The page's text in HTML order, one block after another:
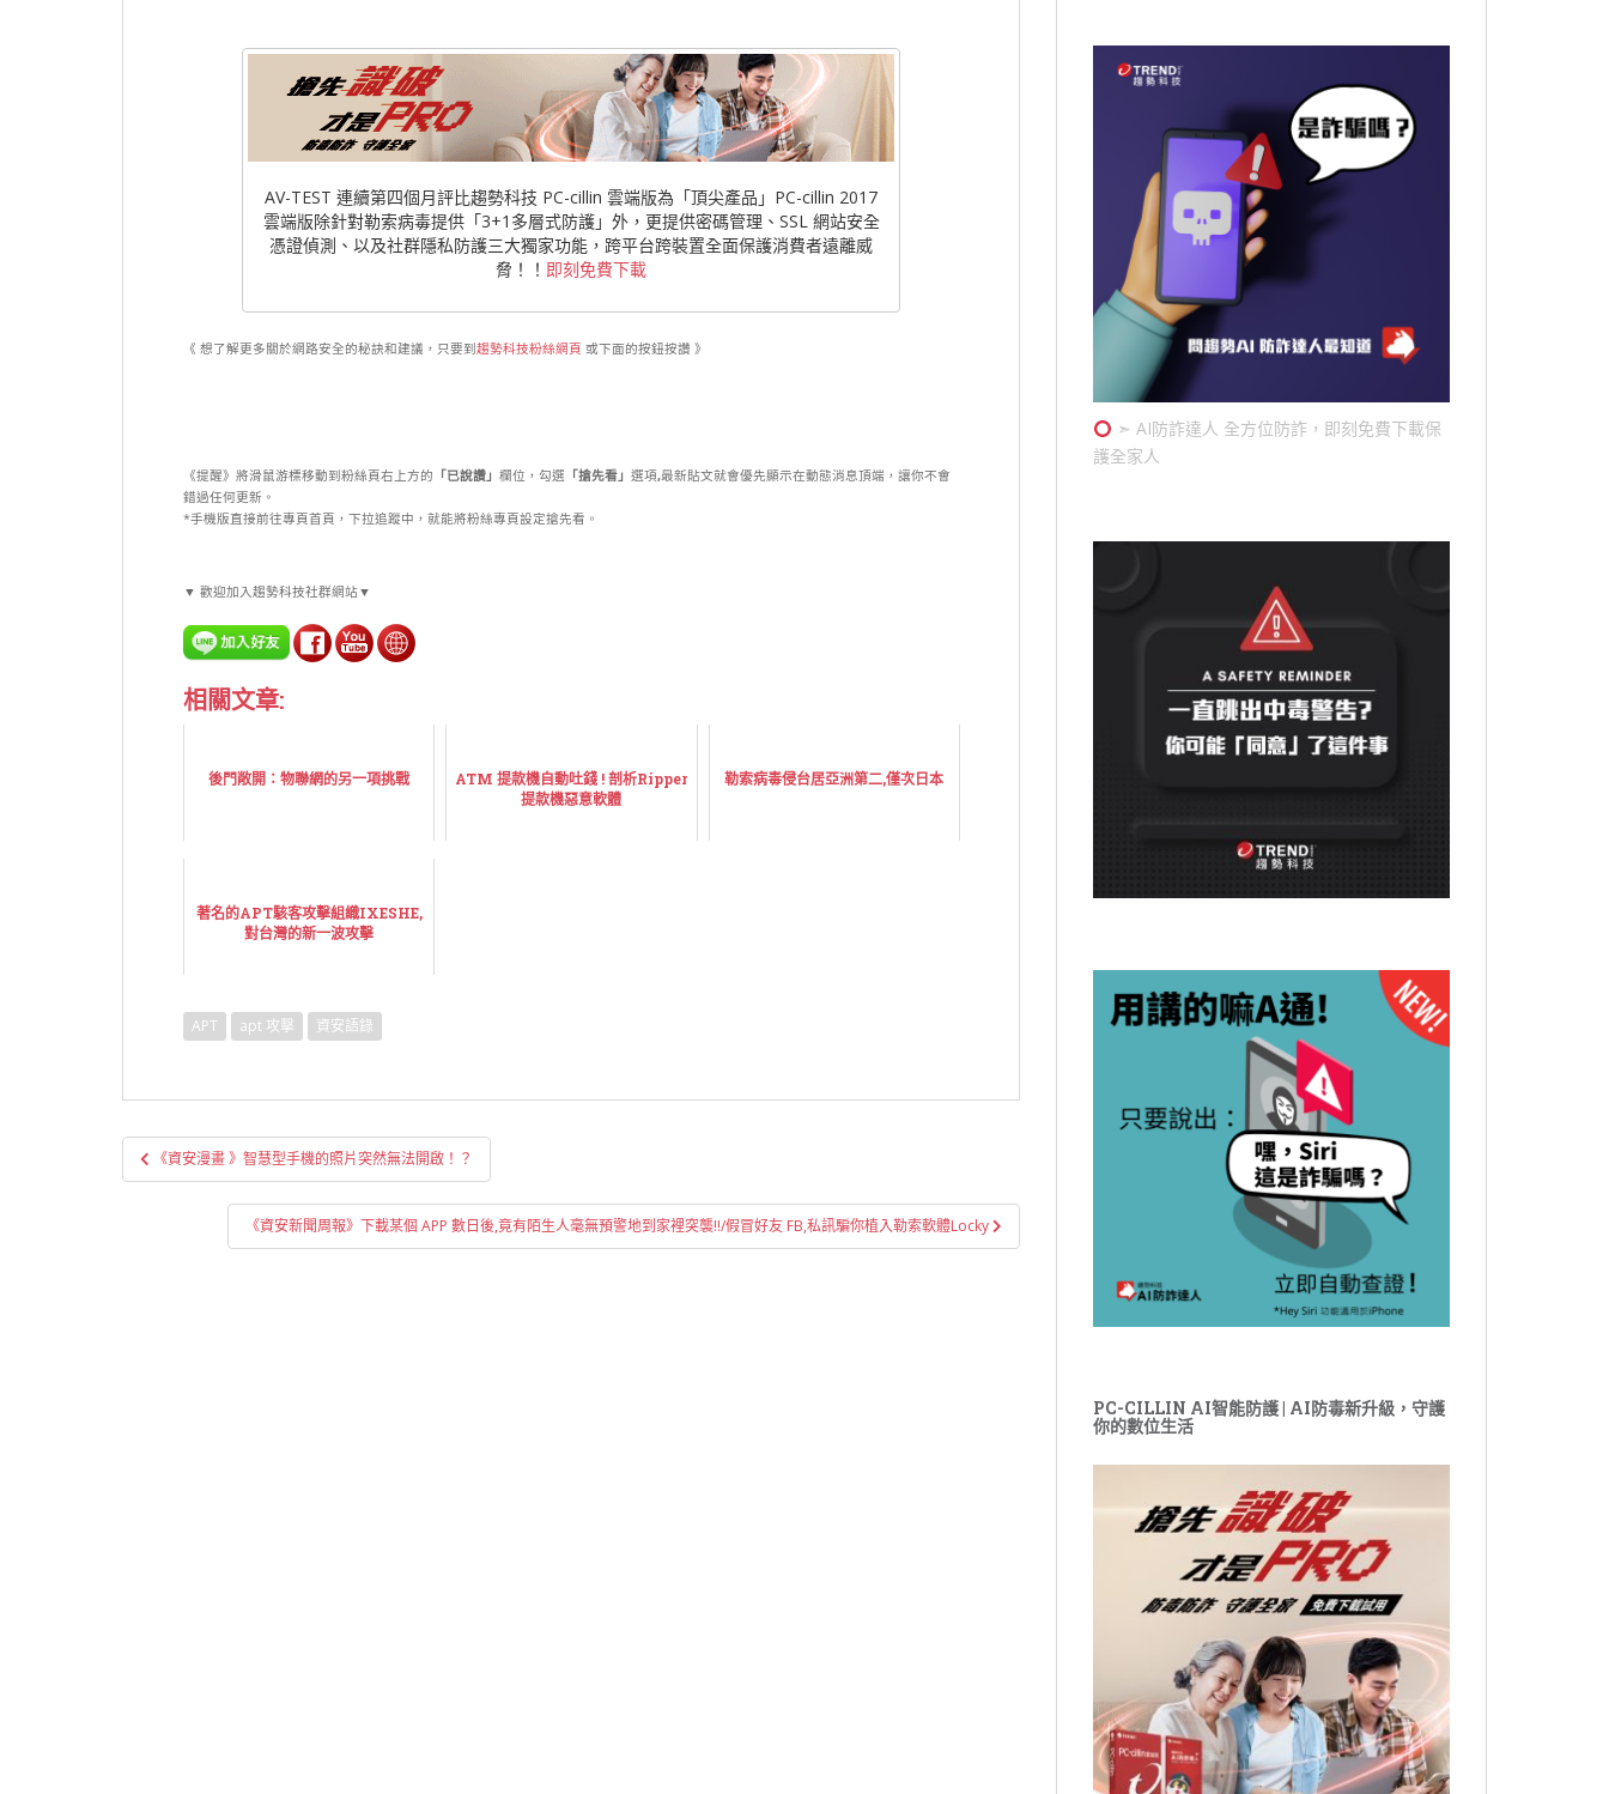
AV-TEST 連續第四個月評比趨勢科技 PC-cillin 雲端版為「頂尖產品」PC-cillin 2017
雲端版除針對勒索病毒提供「3+1多層式防護」外，更提供密碼管理、SSL 網站安全
憑證偵測、以及社群隱私防護三大獨家功能，跨平台跨裝置全面保護消費者遠離威
脅！！ 即刻免費下載
《 想了解更多關於網路安全的秘訣和建議，只要到趨勢科技粉絲網頁 或下面的按鈕按讚 》
《提醒》將滑鼠游標移動到粉絲頁右上方的 「已說讚」 欄位，勾選 「搶先看」 選項,最新貼文就會優先顯示在動態消息頂端，讓你不會
錯過任何更新。
*手機版直接前往專頁首頁，下拉追蹤中，就能將粉絲專頁設定搶先看。
▼ 歡迎加入趨勢科技社群網站▼
相關文章:
後門敞開：物聯網的另一項挑戰
ATM 提款機自動吐錢 ! 剖析Ripper
提款機惡意軟體
勒索病毒侵台居亞洲第二,僅次日本
著名的APT駭客攻擊組織IXESHE,
對台灣的新一波攻擊
APT apt 攻擊 資安語錄
文
章
《資安漫畫 》智慧型手機的照片突然無法開啟！？
《資安新聞周報》下載某個 APP 數日後,竟有陌生人毫無預警地到家裡突襲!!/假冒好友 FB,私訊騙你植入勒索軟體Locky
➣ AI防詐達人 全方位防詐，即刻免費下載保
護全家人
PC-CILLIN AI智能防護 | AI防毒新升級，守護
你的數位生活